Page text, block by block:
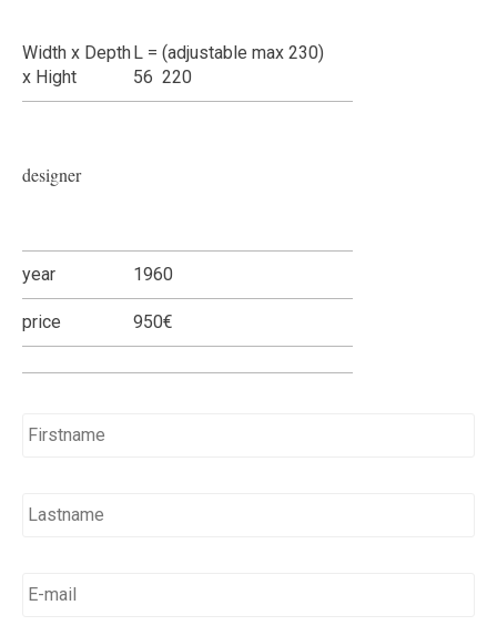
Width x Depth
x Hight
L = (adjustable max 230)
56 220
designer
year 1960
price 950€
mail